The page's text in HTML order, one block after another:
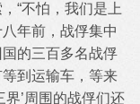
“不怕，我们是上
年前，战俘集中
的三百多名战俘
到运输车，等来
界’周围的战俘们还